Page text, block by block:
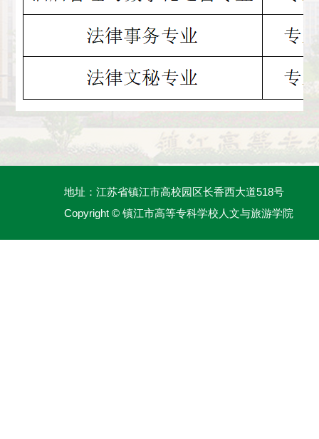
地址：江苏省镇江市高校园区长香西大道518号
Copyright © 镇江市高等专科学校人文与旅游学院